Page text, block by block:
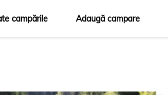
campările Adaugă campare